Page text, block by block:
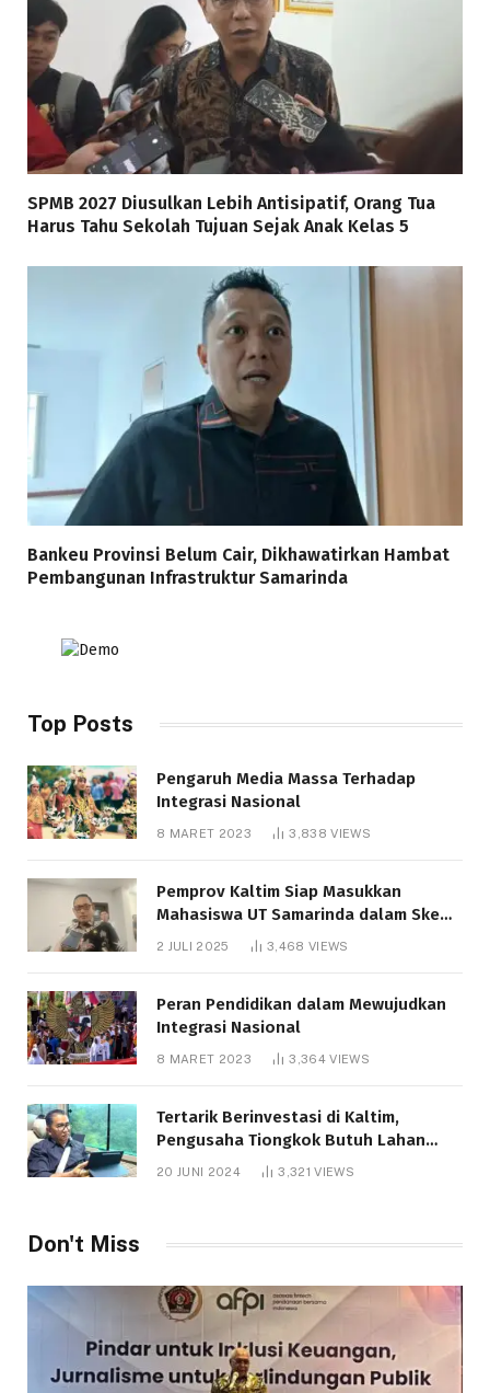
SPMB 2027 Diusulkan Lebih Antisipatif, Orang Tua
Harus Tahu Sekolah Tujuan Sejak Anak Kelas 5
Bankeu Provinsi Belum Cair, Dikhawatirkan Hambat
Pembangunan Infrastruktur Samarinda
Top Posts
Pengaruh Media Massa Terhadap
Integrasi Nasional
8 MARET 2023 3,838VIEWS
Pemprov Kaltim Siap Masukkan
Mahasiswa UT Samarinda dalam Skema
Bantuan Pendidikan Gratispol
2 JULI 2025 3,468 VIEWS
Peran Pendidikan dalam Mewujudkan
Integrasi Nasional
8 MARET 2023 3,364VIEWS
Tertarik Berinvestasi di Kaltim,
Pengusaha Tiongkok Butuh Lahan
1.000 Hektare
20 JUNI 2024 3,321VIEWS
Don't Miss